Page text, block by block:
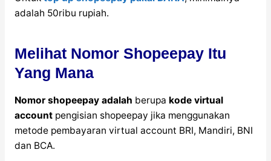
adalah 50ribu rupiah.
Melihat Nomor Shopeepay Itu
Yang Mana
Nomor shopeepay adalah berupa kode virtual
accountpengisian shopeepay jika menggunakan
metode pembayaran virtual account BRI, Mandiri, BNI
dan BCA.